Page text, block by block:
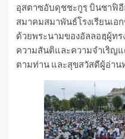
อุสตาซอับดุชชะกูรฺ บินชาฟิ
สมาคมสมาพันธ์โรงเรียนเอ
ด้วยพระนามของอัลลอฮฺผู้ท
ความสันติและความจำเริญ
ตามท่าน และสุขสวัสดีผู้อ่าน